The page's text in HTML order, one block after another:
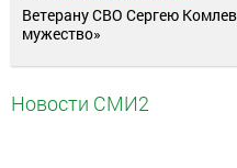
Ветерану СВО Сергею
мужество»
Новости СМИ2